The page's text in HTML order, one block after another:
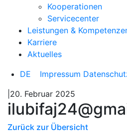
Kooperationen
Servicecenter
Leistungen &
Karriere
Aktuelles
DE
Impressum
|20. Februar 2025
Zurück zur Übersicht